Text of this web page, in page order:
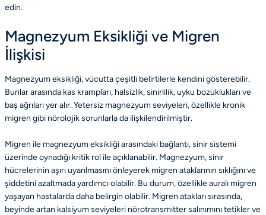
edin.
Magnezyum Eksikliği ve Migren
İlişkisi
Magnezyum eksikliği, vücutta çeşitli belirtilerle kendini gösterebilir.
Bunlar arasında kas krampları, halsizlik, sinirlilik, uyku bozuklukları ve
baş ağrıları yer alır. Yetersiz magnezyum seviyeleri, özellikle kronik
migren gibi nörolojik sorunlarla da ilişkilendirilmiştir.
Migren ile magnezyum eksikliği arasındaki bağlantı, sinir sistemi
üzerinde oynadığı kritik rol ile açıklanabilir. Magnezyum, sinir
hücrelerinin aşırı uyarılmasını önleyerek migren ataklarının sıklığını ve
şiddetini azaltmada yardımcı olabilir. Bu durum, özellikle auralı migren
yaşayan hastalarda daha belirgin olabilir. Migren atakları sırasında,
beyinde artan kalsiyum seviyeleri nörotransmitter salınımını tetikler ve